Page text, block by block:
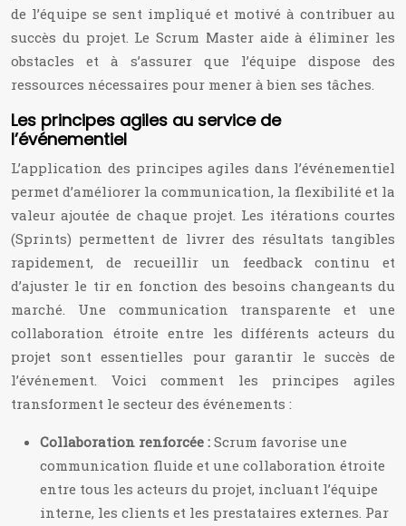
de l’équipe se sent impliqué et motivé à contribuer au
succès du projet. Le Scrum Master aide à éliminer les
obstacles et à s’assurer que l’équipe dispose des
ressources nécessaires pour mener à bien ses tâches.
Les principes agiles au service de
l’événementiel
L’application des principes agiles dans l’événementiel
permet d’améliorer la communication, la flexibilité et la
valeur ajoutée de chaque projet. Les itérations courtes
(Sprints) permettent de livrer des résultats tangibles
rapidement, de recueillir un feedback continu et
d’ajuster le tir en fonction des besoins changeants du
marché. Une communication transparente et une
collaboration étroite entre les différents acteurs du
projet sont essentielles pour garantir le succès de
l’événement. Voici comment les principes agiles
transforment le secteur des événements :
Collaboration renforcée : Scrum favorise une
communication fluide et une collaboration étroite
entre tous les acteurs du projet, incluant l’équipe
interne, les clients et les prestataires externes. Par